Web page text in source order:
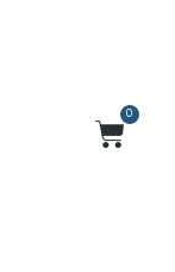
0